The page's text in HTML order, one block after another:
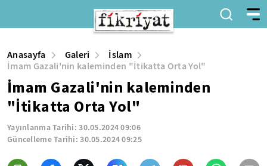
Anasayfa Galeri
İslam
İmam Gazali'nin kaleminden "İtikatta Orta Yol"
İmam Gazali'nin kaleminden
"İtikatta Orta Yol"
Yayınlanma Tarihi:30.05.2024 09:06
Güncelleme Tarihi:30.05.2024 09:25